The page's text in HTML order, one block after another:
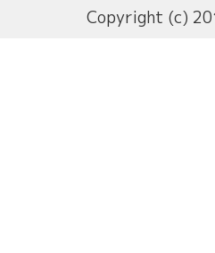
Copyright (c)